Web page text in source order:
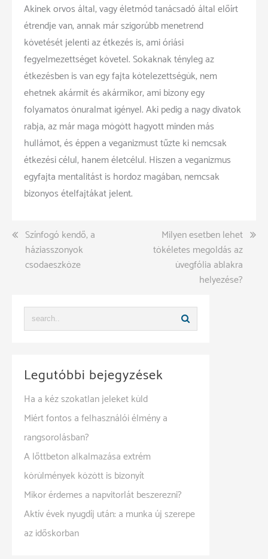
Akinek orvos által, vagy életmód tanácsadó által előírt
étrendje van, annak már szigorúbb menetrend
követését jelenti az étkezés is, ami óriási
fegyelmezettséget követel. Sokaknak tényleg az
étkezésben is van egy fajta kötelezettségük, nem
ehetnek akármit és akármikor, ami bizony egy
folyamatos önuralmat igényel. Aki pedig a nagy divatok
rabja, az már maga mögött hagyott minden más
hullámot, és éppen a veganizmust tűzte ki nemcsak
étkezési célul, hanem életcélul. Hiszen a veganizmus
egyfajta mentalitást is hordoz magában, nemcsak
bizonyos ételfajtákat jelent.
Bejegyzés
navigáció
Színfogó kendő, a
háziasszonyok
csodaeszköze
Milyen esetben lehet
tökéletes megoldás az
üvegfólia ablakra
helyezése?
Legutóbbi bejegyzések
Ha a kéz szokatlan jeleket küld
Miért fontos a felhasználói élmény a
rangsorolásban?
A lőttbeton alkalmazása extrém
körülmények között is bizonyít
Mikor érdemes a napvitorlát beszerezni?
Aktív évek nyugdíj után: a munka új szerepe
az időskorban